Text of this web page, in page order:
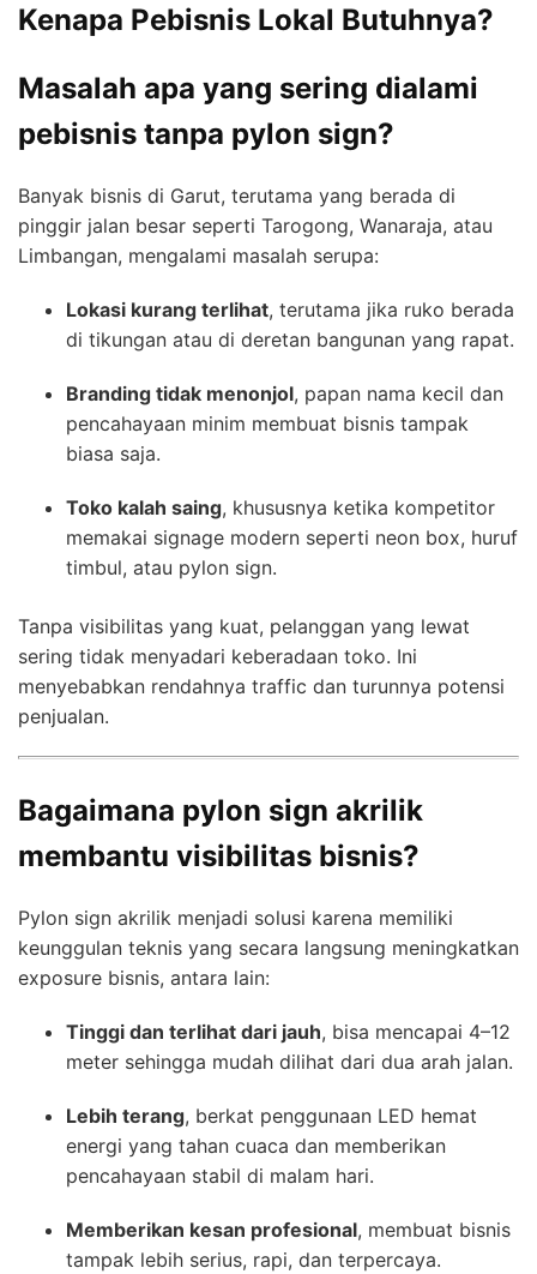
Kenapa Pebisnis Lokal Butuhnya?
Masalah apa yang sering dialami
pebisnis tanpa pylon sign?
Banyak bisnis di Garut, terutama yang berada di
pinggir jalan besar seperti Tarogong, Wanaraja, atau
Limbangan, mengalami masalah serupa:
Lokasi kurang terlihat, terutama jika ruko berada
di tikungan atau di deretan bangunan yang rapat.
Branding tidak menonjol, papan nama kecil dan
pencahayaan minim membuat bisnis tampak
biasa saja.
Toko kalah saing, khususnya ketika kompetitor
memakai signage modern seperti neon box, huruf
timbul, atau pylon sign.
Tanpa visibilitas yang kuat, pelanggan yang lewat
sering tidak menyadari keberadaan toko. Ini
menyebabkan rendahnya traffic dan turunnya potensi
penjualan.
Bagaimana pylon sign akrilik
membantu visibilitas bisnis?
Pylon sign akrilik menjadi solusi karena memiliki
keunggulan teknis yang secara langsung meningkatkan
exposure bisnis, antara lain:
Tinggi dan terlihat dari jauh, bisa mencapai 4–12
meter sehingga mudah dilihat dari dua arah jalan.
Lebih terang, berkat penggunaan LED hemat
energi yang tahan cuaca dan memberikan
pencahayaan stabil di malam hari.
Memberikan kesan profesional, membuat bisnis
tampak lebih serius, rapi, dan terpercaya.